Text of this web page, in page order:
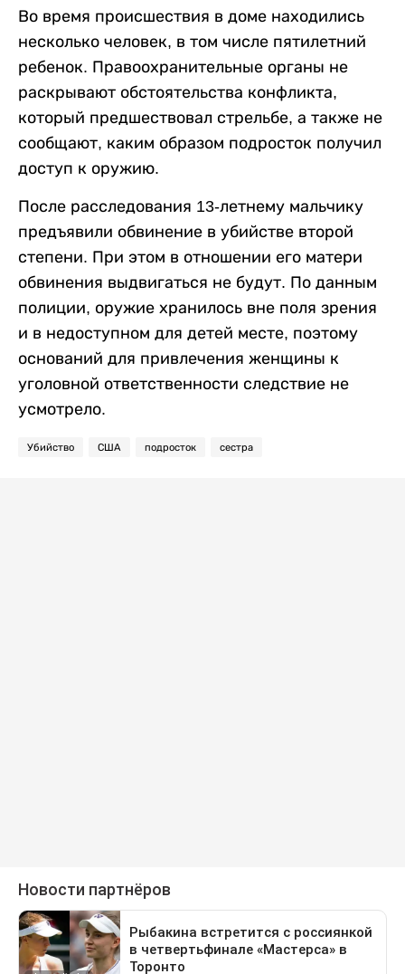
Во время происшествия в доме находились
несколько человек, в том числе пятилетний
ребенок. Правоохранительные органы не
раскрывают обстоятельства конфликта,
который предшествовал стрельбе, а также не
сообщают, каким образом подросток получил
доступ к оружию.
После расследования 13-летнему мальчику
предъявили обвинение в убийстве второй
степени. При этом в отношении его матери
обвинения выдвигаться не будут. По данным
полиции, оружие хранилось вне поля зрения
и в недоступном для детей месте, поэтому
оснований для привлечения женщины к
уголовной ответственности следствие не
усмотрело.
Убийство США подросток сестра